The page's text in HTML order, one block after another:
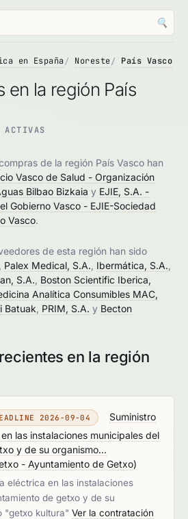
🔍
en España Noreste País Vasco
en la región País
ACTIVAS
de la región País Vasco han
Vasco de Salud - Organización
Bilbao Bizkaia y EJIE, S.A. -
Gobierno Vasco - EJIE-Sociedad
Vasco.
de esta región han sido
Palex Medical, S.A. Ibermática, S.A.
S.A. Boston Scientific Iberica,
Analítica Consumibles MAC,
Batuak PRIM, S.A. y Becton
en la región
2026-09-04
Suministro
las instalaciones municipales del
y de su organismo...
- Ayuntamiento de Getxo)
eléctrica en las instalaciones
de getxo y de su
"getxo kultura" Ver la contratación